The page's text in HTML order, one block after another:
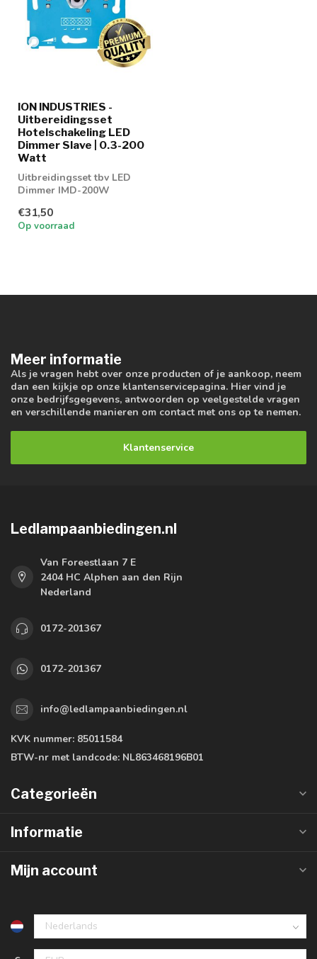
ION INDUSTRIES -
Uitbereidingsset
Hotelschakeling LED
Dimmer Slave | 0.3-200
Watt
Uitbreidingsset tbv LED
Dimmer IMD-200W
€31,50
Op voorraad
Meer informatie
Als je vragen hebt over onze producten of je aankoop, neem
dan een kijkje op onze klantenservicepagina. Hier vind je
onze bedrijfsgegevens, antwoorden op veelgestelde vragen
en verschillende manieren om contact met ons op te nemen.
Klantenservice
Ledlampaanbiedingen.nl
Van Foreestlaan 7 E
2404 HC Alphen aan den Rijn
Nederland
0172-201367
0172-201367
info@ledlampaanbiedingen.nl
KVK nummer: 85011584
BTW-nr met landcode: NL863468196B01
Categorieën
Informatie
Mijn account